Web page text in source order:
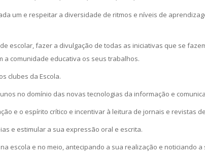
um e respeitar a diversidade de ritmos e níveis de
escolar, fazer a divulgação de todas as iniciativas que se
a comunidade educativa os seus trabalhos.
clubes da Escola.
no domínio das novas tecnologias da informação e
e o espírito crítico e incentivar à leitura de jornais e revistas
e estimular a sua expressão oral e escrita.
escola e no meio, antecipando a sua realização e noticiando a